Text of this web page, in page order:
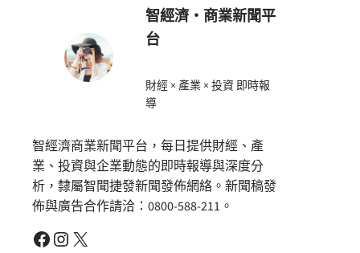
智經濟・商業新聞平
台
財經 × 產業 × 投資 即時報
導
智經濟商業新聞平台，每日提供財經、產
業、投資與企業動態的即時報導與深度分
析，隸屬智聞捷發新聞發佈網絡。新聞稿發
佈與廣告合作請洽：0800-588-211。
Facebook Instagram X